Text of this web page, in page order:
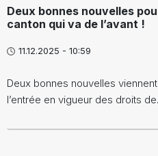
Deux bonnes nouvelles
canton qui va de l’avant !
11.12.2025 - 10:59
Deux bonnes nouvelles
l’entrée en vigueur des droits